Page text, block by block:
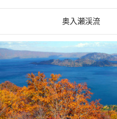
奥入瀬渓流